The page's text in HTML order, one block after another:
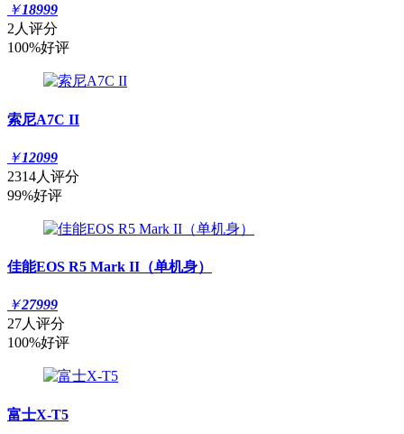
￥18999
2人评分
100%好评
索尼A7C II
￥12099
2314人评分
99%好评
佳能EOS R5 Mark II（单机身）
￥27999
27人评分
100%好评
富士X-T5